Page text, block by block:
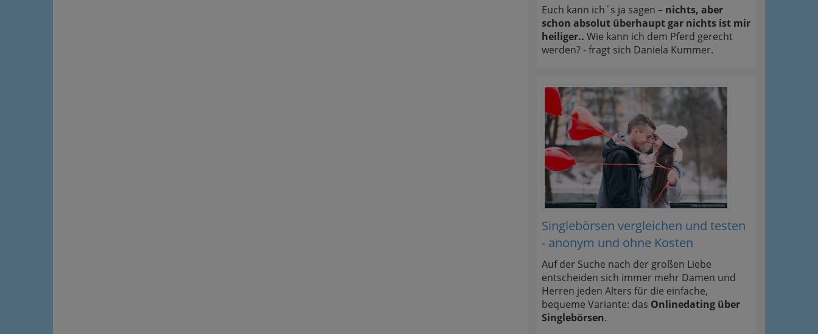
Euch kann ich´s ja sagen – nichts, aber
schon absolut überhaupt gar nichts ist mir
heiliger.. Wie kann ich dem Pferd gerecht
werden? - fragt sich Daniela Kummer.
Singlebörsen vergleichen und testen
- anonym und ohne Kosten
Auf der Suche nach der großen Liebe
entscheiden sich immer mehr Damen und
Herren jeden Alters für die einfache,
bequeme Variante: das Onlinedating über
Singlebörsen.